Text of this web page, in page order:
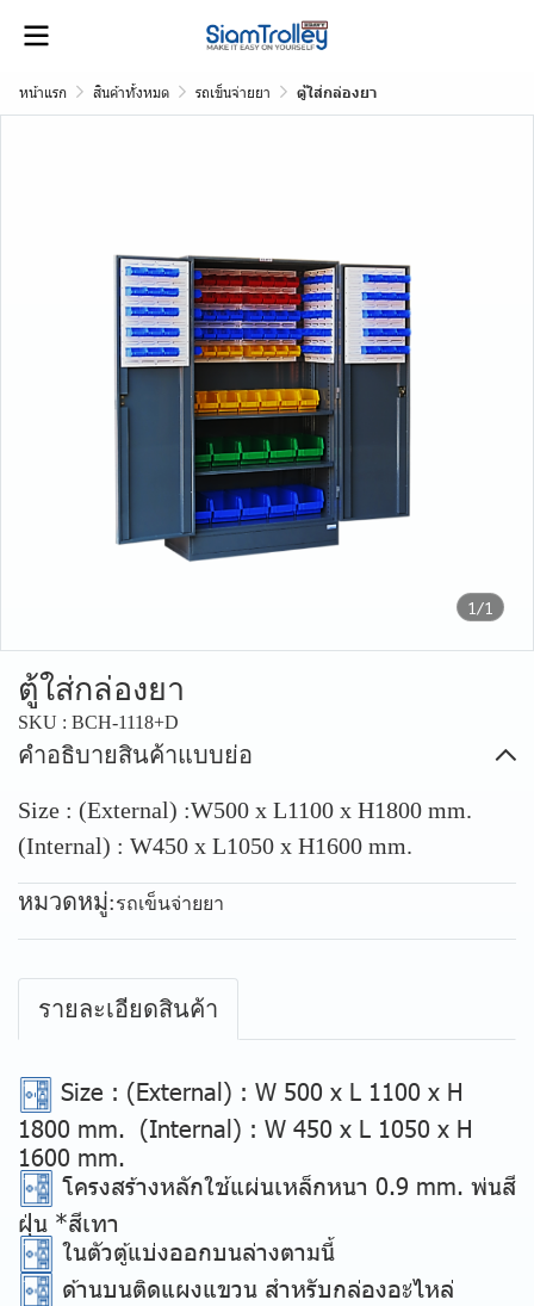
หน้าแรก สินค้าทั้งหมด รถเข็นจ่ายยา ตู้ใส่กล่องยา
1/1
ตู้ใส่กล่องยา
SKU : BCH-1118+D
คำอธิบายสินค้าแบบย่อ
Size : (External) :W500 x L1100 x H1800 mm.
(Internal) : W450 x L1050 x H1600 mm.
หมวดหมู่:รถเข็นจ่ายยา
รายละเอียดสินค้า
Size : (External) : W 500 x L 1100 x H
1800 mm. (Internal) : W 450 x L 1050 x H
1600 mm.
โครงสร้างหลักใช้แผ่นเหล็กหนา 0.9 mm. พ่นสี
ฝุ่น *สีเทา
ในตัวตู้แบ่งออกบนล่างตามนี้
ด้านบนติดแผงแขวน สำหรับกล่องอะไหล่